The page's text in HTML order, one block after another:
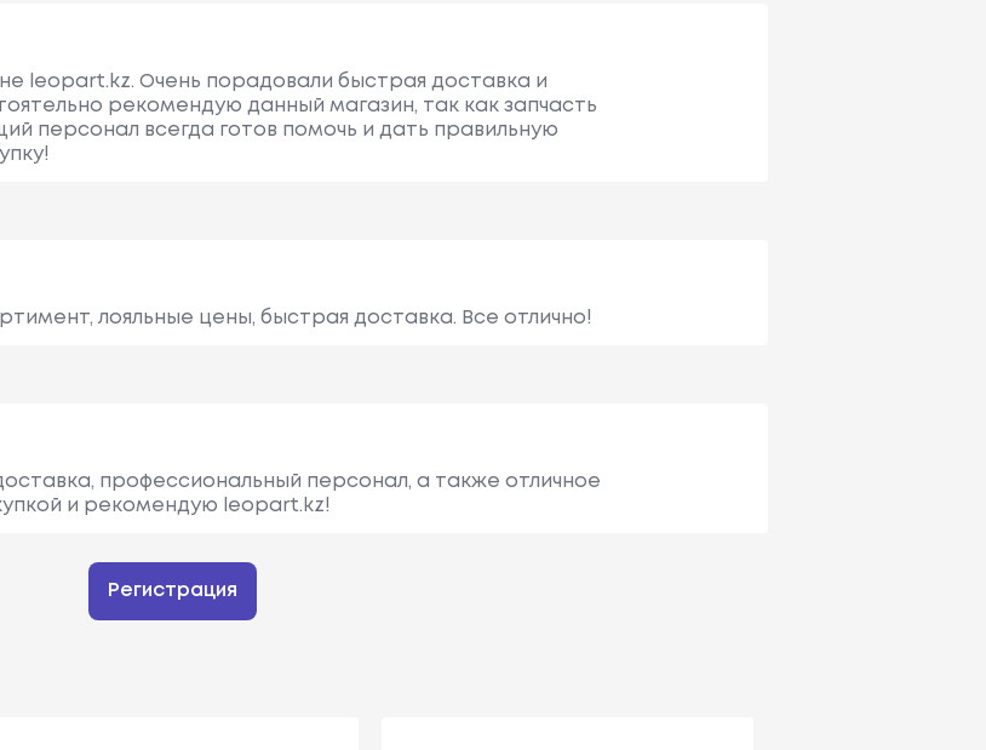
leopart.kz. Очень порадовали быстрая доставка и
рекомендую данный магазин, так как запчасть
персонал всегда готов помочь и дать правильную
лояльные цены, быстрая доставка. Все отлично!
профессиональный персонал, а также отличное
и рекомендую leopart.kz!
Регистрация